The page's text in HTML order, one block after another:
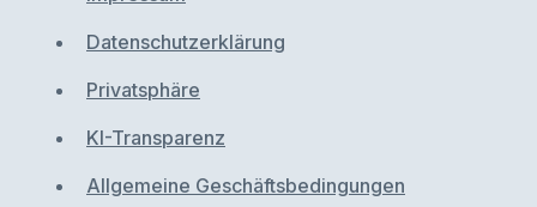
Datenschutzerklärung
Privatsphäre
KI-Transparenz
Allgemeine Geschäftsbedingungen